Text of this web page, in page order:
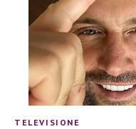
TELEVISIONE